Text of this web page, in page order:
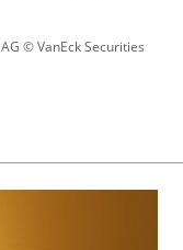
© VanEck Securities